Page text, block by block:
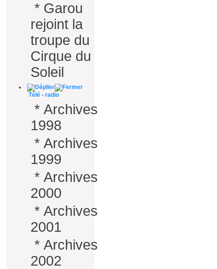
* Garou
rejoint la
troupe du
Cirque du
Soleil
Télé - radio
* Archives
1998
* Archives
1999
* Archives
2000
* Archives
2001
* Archives
2002